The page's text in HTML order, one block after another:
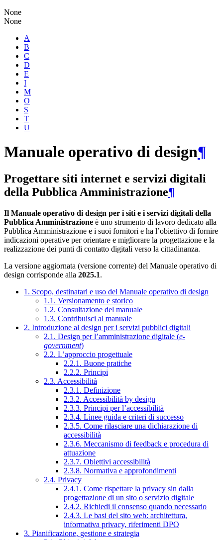
None
None
A
B
C
D
E
I
M
O
S
T
U
Manuale operativo di design¶
Progettare siti internet e servizi digitali
della Pubblica Amministrazione¶
Il Manuale operativo di design per i siti e i servizi digitali della
Pubblica Amministrazione è uno strumento di lavoro dedicato alla
Pubblica Amministrazione e i suoi fornitori e ha l’obiettivo di fornire
indicazioni operative per orientare e migliorare la progettazione e la
realizzazione dei punti di contatto digitali verso la cittadinanza.
La versione aggiornata (versione corrente) del Manuale operativo di
design corrisponde alla 2025.1.
1. Scopo, destinatari e uso del Manuale operativo di design
1.1. Versionamento e storico
1.2. Consultazione del manuale
1.3. Contribuisci al manuale
2. Introduzione al design per i servizi pubblici digitali
2.1. Design per l’amministrazione digitale (e-
government)
2.2. L’approccio progettuale
2.2.1. Buone pratiche
2.2.2. Principi
2.3. Accessibilità
2.3.1. Definizione
2.3.2. Accessibilità by design
2.3.3. Principi per l’accessibilità
2.3.4. Linee guida e criteri di successo
2.3.5. Come rilasciare una dichiarazione di
accessibilità
2.3.6. Meccanismo di feedback e procedura di
attuazione
2.3.7. Obiettivi accessibilità
2.3.8. Normativa e approfondimenti
2.4. Privacy
2.4.1. Come rispettare la privacy sin dalla
progettazione di un sito o servizio digitale
2.4.2. Richiedi il consenso quando necessario
2.4.3. Le basi del sito web: architettura,
informativa privacy, riferimenti DPO
3. Pianificazione, gestione e strategia